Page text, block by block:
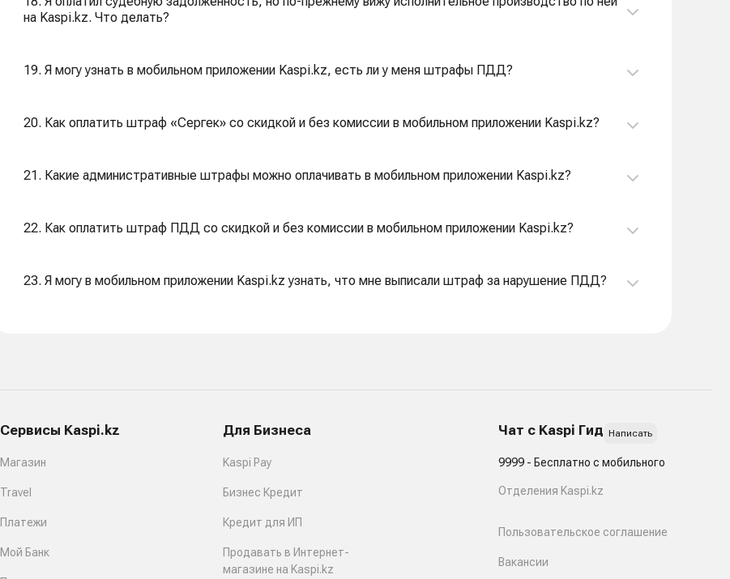
на Kaspi.kz. Что делать?
19. Я могу узнать в мобильном приложении Kaspi.kz, есть ли у меня штрафы ПДД?
20. Как оплатить штраф «Сергек» со скидкой и без комиссии в мобильном приложении Kaspi.kz?
21. Какие административные штрафы можно оплачивать в мобильном приложении Kaspi.kz?
22. Как оплатить штраф ПДД со скидкой и без комиссии в мобильном приложении Kaspi.kz?
23. Я могу в мобильном приложении Kaspi.kz узнать, что мне выписали штраф за нарушение ПДД?
Сервисы Kaspi.kz
Магазин
Travel
Платежи
Мой Банк
Для Бизнеса
Kaspi Pay
Бизнес Кредит
Кредит для ИП
Продавать в Интернет-
магазине на Kaspi.kz
Чат с Kaspi Гид Написать
9999 - Бесплатно с мобильного
Отделения Kaspi.kz
Пользовательское соглашение
Вакансии